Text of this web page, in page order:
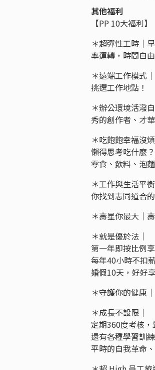
其他福利
【PP 10大福利】
＊超彈性工時｜
率運轉，時間自
＊遠端工作模式
挑選工作地點！
＊辦公環境活潑
秀的創作者、才
＊吃飽飽幸福沒煩
懶得思考吃什麼
零食、飲料、泡
＊工作與生活平
你找到志同道合
＊壽星你最大｜
＊就是優於法｜
第一年即按比例
每年40小時不扣
婚假10天，好好
＊守護你的健康
＊成長不設限｜
定期360度考核
還有各種學習訓
平時的自我革命